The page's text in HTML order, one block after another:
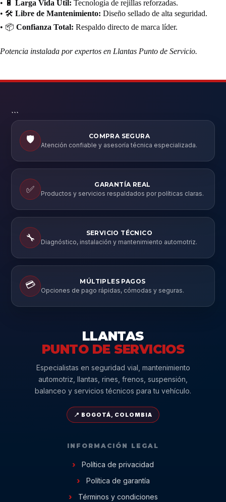
• 🔋 Larga Vida Útil: Tecnología de rejillas reforzadas.
• 🛠️ Libre de Mantenimiento: Diseño sellado de alta seguridad.
• 📦 Confianza Total: Respaldo directo de marca líder.
Potencia instalada por expertos en Llantas Punto de Servicio.
```
🛡️
COMPRA SEGURA
Atención confiable y asesoría técnica especializada.
✅
GARANTÍA REAL
Productos y servicios respaldados por políticas claras.
🔧
SERVICIO TÉCNICO
Diagnóstico, instalación y mantenimiento automotriz.
💳
MÚLTIPLES PAGOS
Opciones de pago rápidas, cómodas y seguras.
LLANTAS
PUNTO DE SERVICIOS
Especialistas en seguridad vial, mantenimiento
automotriz, llantas, rines, frenos, suspensión,
balanceo y servicios técnicos para tu vehículo.
📍 BOGOTÁ, COLOMBIA
INFORMACIÓN LEGAL
Política de privacidad
Política de garantía
Términos y condiciones